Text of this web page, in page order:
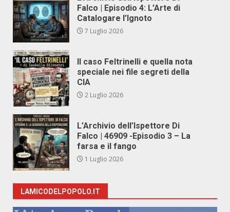
Falco | Episodio 4: L’Arte di
Catalogare l’Ignoto
7 Luglio 2026
Il caso Feltrinelli e quella nota
speciale nei file segreti della
CIA
2 Luglio 2026
L’Archivio dell’Ispettore Di
Falco | 46909 -Episodio 3 – La
farsa e il fango
1 Luglio 2026
LAMICODELPOPOLO.IT